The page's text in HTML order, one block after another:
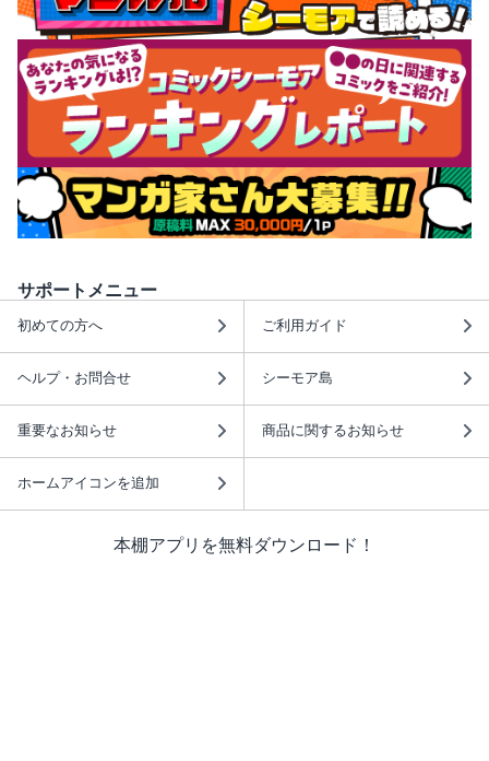
サポートメニュー
初めての方へ ご利用ガイド
ヘルプ・お問合せ シーモア島
重要なお知らせ 商品に関するお知らせ
ホームアイコンを追加
本棚アプリを無料ダウンロード！